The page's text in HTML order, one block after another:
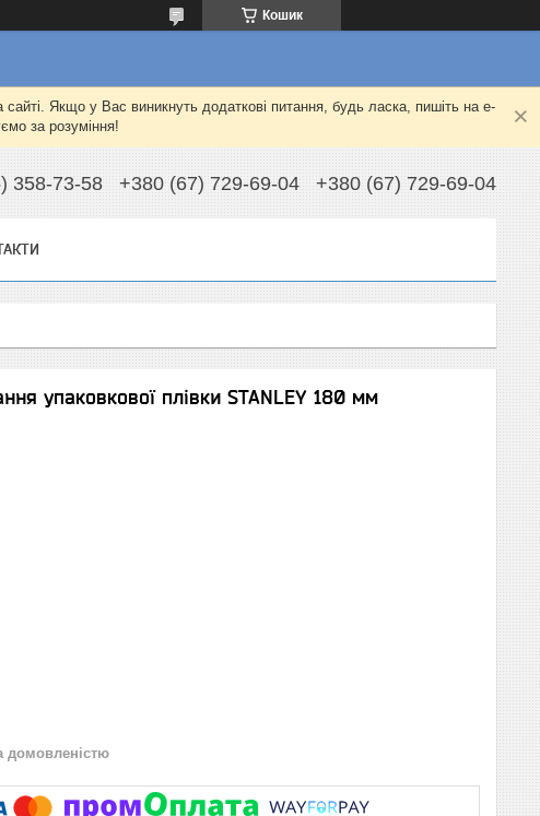
Кошик
Якщо у Вас виникнуть додаткові питання, будь ласка, пишіть на e-
за розуміння!
358-73-58 +380 (67) 729-69-04 +380 (67) 729-69-04
упаковкової плівки STANLEY 180 мм
домовленістю